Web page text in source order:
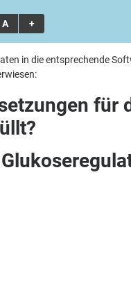
A A
in die entsprechende
für